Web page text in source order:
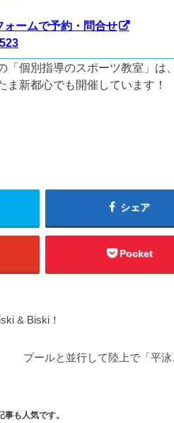
ームで予約・問合せ
「個別指導のスポーツ教室」は
ま新都心でも開催しています！
シェア
Pocket
& Biski！
プールと並行して陸上で「平
事も人気です。